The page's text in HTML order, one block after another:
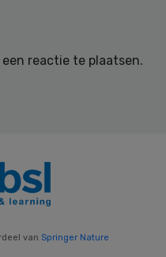
een reactie te plaatsen.
van Springer Nature